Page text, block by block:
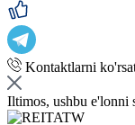
Kontaktlarni
Iltimos, ushbu e'lonni